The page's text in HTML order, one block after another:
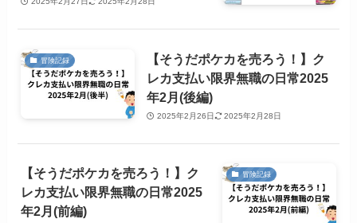
冒険記録
【そうだポケカを売ろう！】ク
レカ支払い限界無職の日常2025
年2月(後編)
2025年2月26日 2025年2月28日
冒険記録
【そうだポケカを売ろう！】ク
レカ支払い限界無職の日常2025
年2月(前編)